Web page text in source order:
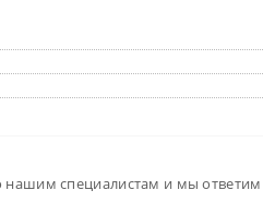
нашим специалистам и мы